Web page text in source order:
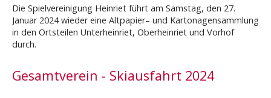
Die Spielvereinigung Heinriet führt am Samstag, den 27.
Januar 2024 wieder eine Altpapier– und Kartonagensammlung
in den Ortsteilen Unterheinriet, Oberheinriet und Vorhof
durch.
Gesamtverein - Skiausfahrt 2024